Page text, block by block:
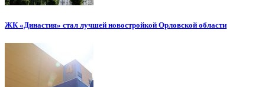
ЖК «Династия» стал лучшей новостройкой Орловской области